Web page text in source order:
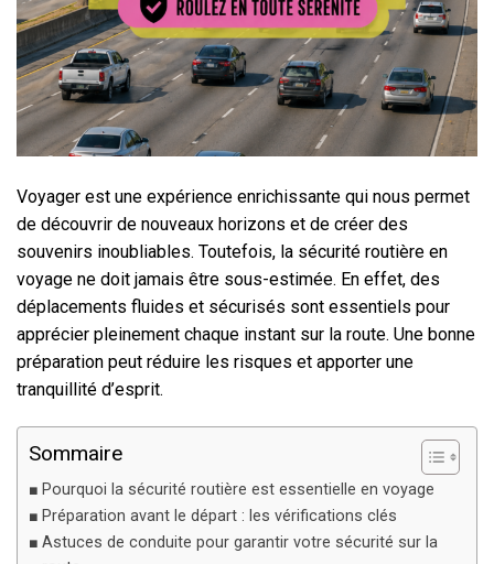
Voyager est une expérience enrichissante qui nous permet
de découvrir de nouveaux horizons et de créer des
souvenirs inoubliables. Toutefois, la sécurité routière en
voyage ne doit jamais être sous-estimée. En effet, des
déplacements fluides et sécurisés sont essentiels pour
apprécier pleinement chaque instant sur la route. Une bonne
préparation peut réduire les risques et apporter une
tranquillité d’esprit.
Sommaire
Pourquoi la sécurité routière est essentielle en voyage
Préparation avant le départ : les vérifications clés
Astuces de conduite pour garantir votre sécurité sur la